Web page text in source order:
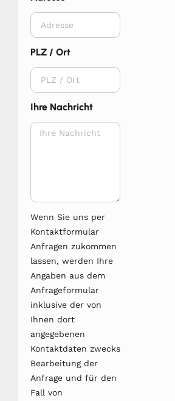
PLZ / Ort
Ihre Nachricht
Wenn Sie uns per
Kontaktformular
Anfragen zukommen
lassen, werden Ihre
Angaben aus dem
Anfrageformular
inklusive der von
Ihnen dort
angegebenen
Kontaktdaten zwecks
Bearbeitung der
Anfrage und für den
Fall von